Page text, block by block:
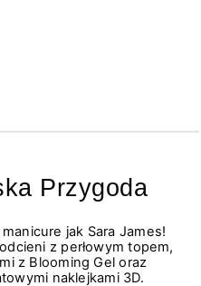
Przygoda
jak Sara James!
z perłowym topem,
z Blooming Gel oraz
naklejkami 3D.